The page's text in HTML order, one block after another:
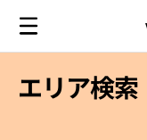
エリア検索